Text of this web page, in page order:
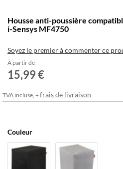
au
début
la
Galerie
d’images
Housse anti-poussière
i-Sensys MF4750
Soyez le premier à commenter ce
À partir de
15,99 €
TVA incluse, +frais de livraison
Couleur